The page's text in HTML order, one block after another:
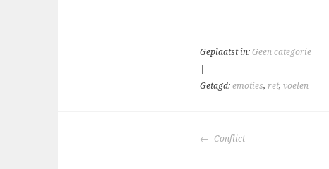
Geplaatst in: Geen categorie
Getagd: emoties, ret, voelen
BERICHTNAVIGATIE
Conflict